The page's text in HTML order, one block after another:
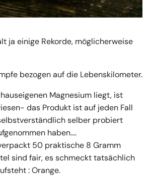
ja einige Rekorde, möglicherweise
bezogen auf die Lebenskilometer.
Magnesium liegt, ist
das Produkt ist auf jeden Fall
selber probiert
haben.…
50 praktische 8 Gramm
sind fair, es schmeckt tatsächlich
: Orange.